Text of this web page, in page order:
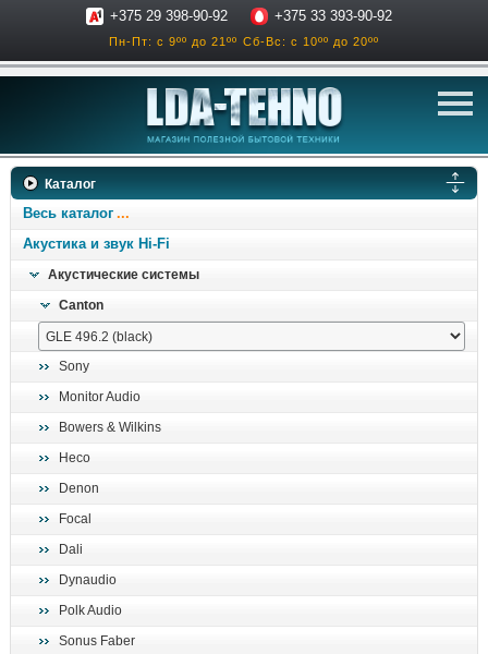
+375 29 398-90-92 +375 33 393-90-92
Пн-Пт: с 9ºº до 21ºº Сб-Вс: с 10ºº до 20ºº
телевизоры
ресиверы, усилители
климатехника
Каталог
Весь каталог
Акустика и звук Hi-Fi
Акустические системы
Canton
Sony
Monitor Audio
Bowers & Wilkins
Heco
Denon
Focal
Dali
Dynaudio
Polk Audio
Sonus Faber